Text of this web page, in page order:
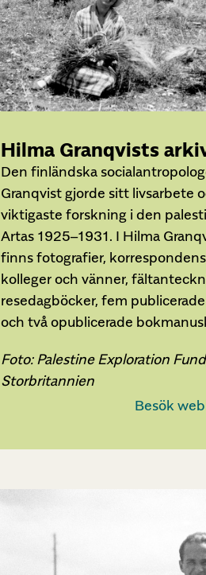
Hilma Granqvists
Den finländska
Granqvist gjorde sitt livsarbete
viktigaste forskning i den
Artas 1925–1931. I Hilma
finns fotografier,
kolleger och vänner,
resedagböcker, fem
och två opublicerade
Foto: Palestine Exploration
Storbritannien
Besök